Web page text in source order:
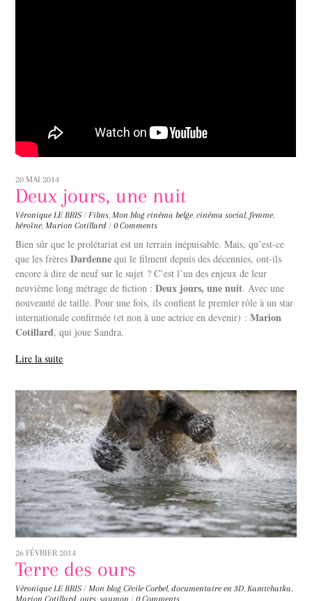
20 MAI 2014
Deux jours, une nuit
Véronique LE BRIS / Films,Mon blog cinéma belge,cinéma social, femme,
héroïne,Marion Cotillard / 0 Comments
Bien sûr que le prolétariat est un terrain inépuisable. Mais, qu’est-ce
que les frèresDardenne qui le filment depuis des décennies, ont-ils
encore à dire de neuf sur le sujet ? C’est l’un des enjeux de leur
neuvième long métrage de fiction :Deux jours, une nuit. Avec une
nouveauté de taille. Pour une fois, ils confient le premier rôle à un star
internationale confirmée (et non à une actrice en devenir) :Marion
Cotillard, qui joue Sandra.
Lire la suite
26 FÉVRIER 2014
Terre des ours
Véronique LE BRIS / Mon blog Cécile Corbel,documentaire en 3D,Kamtchatka,